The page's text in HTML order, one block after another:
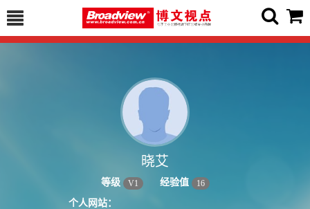
晓艾
等级 V1 经验值 16
个人网站：